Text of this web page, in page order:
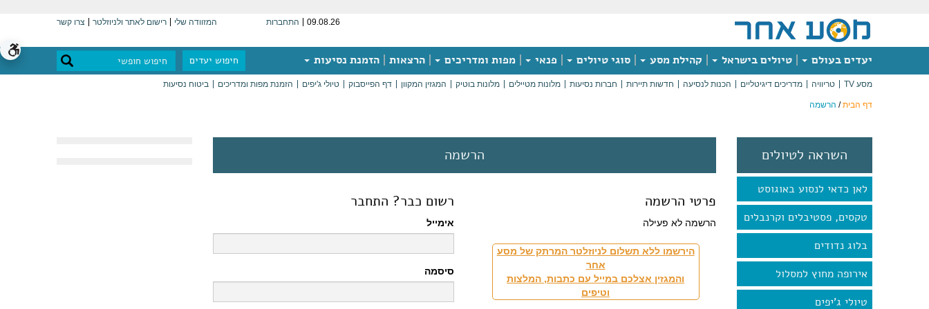
09.08.26 התחברות המזוודה שלי רישום לאתר ולניוזלטר צרו קשר
יעדים בעולם טיולים בישראל קהילת מסע סוגי טיולים פנאי מפות ומדריכים הרצאות הזמנת נסיעות חיפוש יעדים
מסע TV טריוויה מדריכים דיגיטליים הכנות לנסיעה חדשות תיירות חברות נסיעות מלונות מטיילים מלונות בוטיק המגזין המקוון דף הפייסבוק טיולי ג'יפים הזמנת מפות ומדריכים ביטוח נסיעות
דף הבית/ הרשמה
השראה לטיולים
לאן כדאי לנסוע באוגוסט
טקסים, פסטיבלים וקרנבלים
בלוג נדודים
אירופה מחוץ למסלול
טיולי ג'יפים
הרשמה
פרטי הרשמה
הרשמה לא פעילה
הירשמו ללא תשלום לניוזלטר המרתק של מסע
אחר
והמגזין אצלכם במייל עם כתבות, המלצות
וטיפים
רשום כבר? התחבר
אימייל
סיסמה